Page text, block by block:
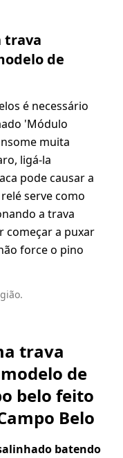
trava
de
é necessário
'Módulo
muita
ligá-la
pode causar a
serve como
a trava
começar a puxar
force o pino
trava
de
belo feito
Belo
batendo